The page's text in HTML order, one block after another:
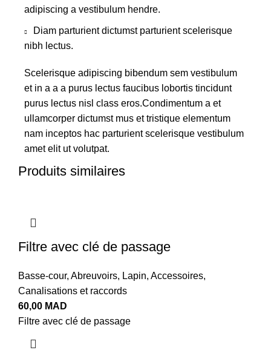
adipiscing a vestibulum hendre.
Diam parturient dictumst parturient scelerisque
nibh lectus.
Scelerisque adipiscing bibendum sem vestibulum
et in a a a purus lectus faucibus lobortis tincidunt
purus lectus nisl class eros.Condimentum a et
ullamcorper dictumst mus et tristique elementum
nam inceptos hac parturient scelerisque vestibulum
amet elit ut volutpat.
Produits similaires
Filtre avec clé de passage
Basse-cour, Abreuvoirs, Lapin, Accessoires,
Canalisations et raccords
60,00 MAD
Filtre avec clé de passage